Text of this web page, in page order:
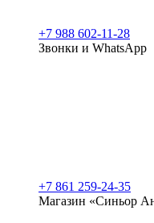
+7 988 602-11-28
Звонки и WhatsApp
+7 861 259-24-35
Магазин «Синьор